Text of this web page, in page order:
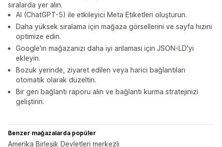
sıralarda yer alın.
AI (ChatGPT-5) ile etkileyici Meta Etiketleri oluşturun.
Daha yüksek sıralama için mağaza görsellerini ve sayfa hızını
optimize edin.
Google'ın mağazanızı daha iyi anlaması için JSON-LD'yi
ekleyin.
Bozuk yerinde, ziyaret edilen veya harici bağlantıları
otomatik olarak düzeltin.
Bir geri bağlantı raporu alın ve bağlantı kurma stratejinizi
geliştirin.
Benzer mağazalarda popüler
Amerika Birleşik Devletleri merkezli